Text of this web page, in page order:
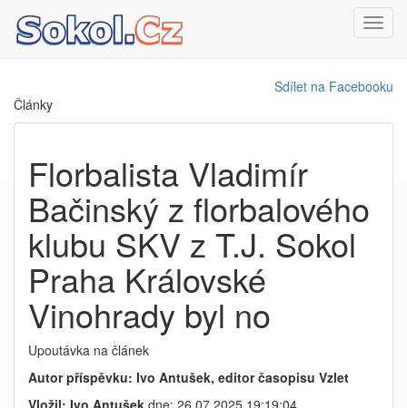
Sdílet na Facebooku
Články
Florbalista Vladimír
Bačinský z florbalového
klubu SKV z T.J. Sokol
Praha Královské
Vinohrady byl no
Upoutávka na článek
Autor příspěvku: Ivo Antušek, editor časopisu Vzlet
Vložil: Ivo Antušek dne: 26.07.2025 19:19:04